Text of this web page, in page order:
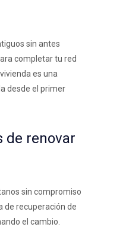
sin antes
completar tu red
es una
desde el primer
de renovar
sin compromiso
de recuperación de
el cambio.